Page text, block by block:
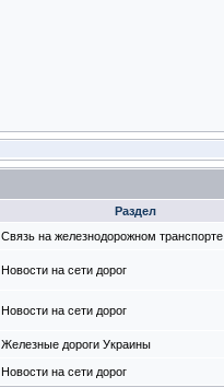
Раздел
Связь на железнодорожном транспорте
Новости на сети дорог
Новости на сети дорог
Железные дороги Украины
Новости на сети дорог